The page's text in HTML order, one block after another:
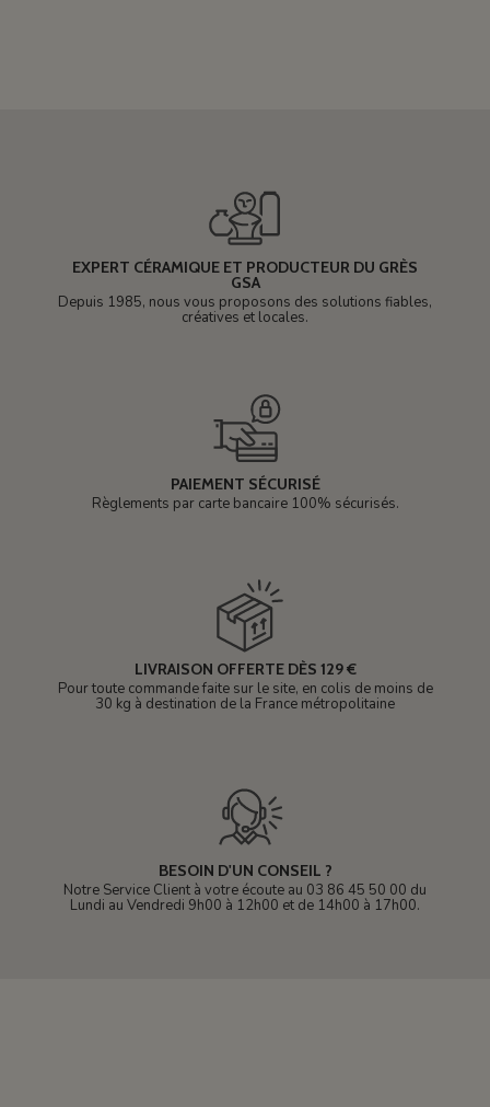
EXPERT CÉRAMIQUE ET PRODUCTEUR DU GRÈS
GSA
Depuis 1985, nous vous proposons des solutions fiables,
créatives et locales.
PAIEMENT SÉCURISÉ
Règlements par carte bancaire 100% sécurisés.
LIVRAISON OFFERTE DÈS 129 €
Pour toute commande faite sur le site, en colis de moins de
30 kg à destination de la France métropolitaine
BESOIN D'UN CONSEIL ?
Notre Service Client à votre écoute au 03 86 45 50 00 du
Lundi au Vendredi 9h00 à 12h00 et de 14h00 à 17h00.